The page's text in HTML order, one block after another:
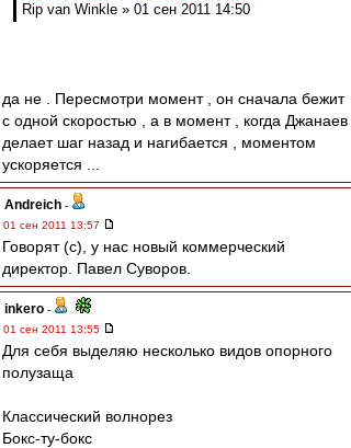
Rip van Winkle » 01 сен 2011 14:50
да не . Пересмотри момент , он сначала бежит
с одной скоростью , а в момент , когда Джанаев
делает шаг назад и нагибается , моментом
ускоряется ...
Andreich -
01 сен 2011 13:57
Говорят (с), у нас новый коммерческий
директор. Павел Суворов.
inkero -
01 сен 2011 13:55
Для себя выделяю несколько видов опорного
полузаща
Классический волнорез
Бокс-ту-бокс